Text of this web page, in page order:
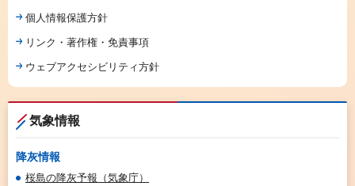
個人情報保護方針
リンク・著作権・免責事項
ウェブアクセシビリティ方針
気象情報
降灰情報
桜島の降灰予報（気象庁）